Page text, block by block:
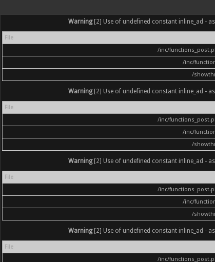
Warning[2] Use of undefined constant inline_ad -
File
/inc/
/inc/
/
Warning[2] Use of undefined constant inline_ad -
File
/inc/
/inc/
/
Warning[2] Use of undefined constant inline_ad -
File
/inc/
/inc/
/
Warning[2] Use of undefined constant inline_ad -
File
/inc/